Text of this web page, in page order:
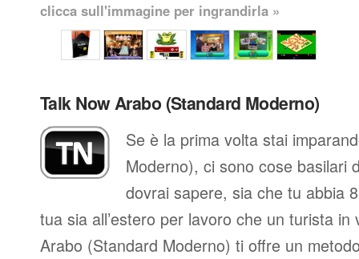
clicca sull'immagine per ingrandirla »
Talk Now Arabo (Standard Moderno)
Se è la prima volta stai
Moderno), ci sono cose basilari
dovrai sapere, sia che tu abbia
tua sia all’estero per lavoro che un turista in
Arabo (Standard Moderno) ti offre un